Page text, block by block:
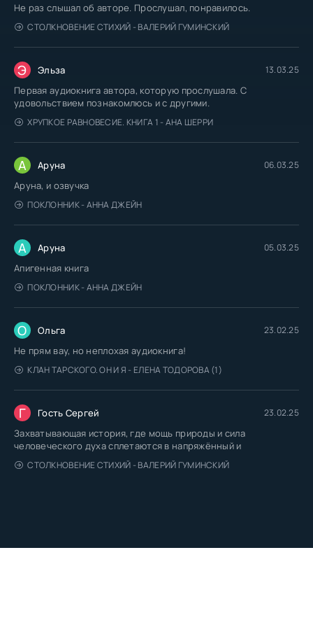
Не раз слышал об авторе. Прослушал, понравилось.
СТОЛКНОВЕНИЕ СТИХИЙ - ВАЛЕРИЙ ГУМИНСКИЙ
Э Эльза 13.03.25
Первая аудиокнига автора, которую прослушала. С
удовольствием познакомлюсь и с другими.
ХРУПКОЕ РАВНОВЕСИЕ. КНИГА 1 - АНА ШЕРРИ
А Аруна 06.03.25
Аруна, и озвучка
ПОКЛОННИК - АННА ДЖЕЙН
А Аруна 05.03.25
Апигенная книга
ПОКЛОННИК - АННА ДЖЕЙН
О Ольга 23.02.25
Не прям вау, но неплохая аудиокнига!
КЛАН ТАРСКОГО. ОН И Я - ЕЛЕНА ТОДОРОВА (1)
Г Гость Сергей 23.02.25
Захватывающая история, где мощь природы и сила
человеческого духа сплетаются в напряжённый и
СТОЛКНОВЕНИЕ СТИХИЙ - ВАЛЕРИЙ ГУМИНСКИЙ